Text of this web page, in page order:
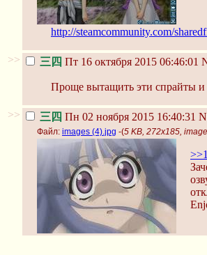
http://steamcommunity.com/
>> 三四 Пт 16 октября 2015 06:46:01
Проще вытащить эти спрайты
>> 三四 Пн 02 ноября 2015 16:40:31
Файл: images (4).jpg -(5 KB, 272x185,